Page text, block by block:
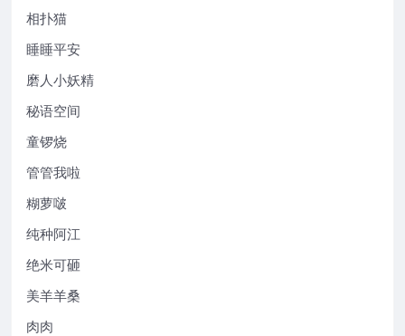
相扑猫
睡睡平安
磨人小妖精
秘语空间
童锣烧
管管我啦
糊萝啵
纯种阿江
绝米可砸
美羊羊桑
肉肉